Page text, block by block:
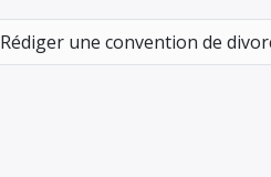
Rédiger une convention de